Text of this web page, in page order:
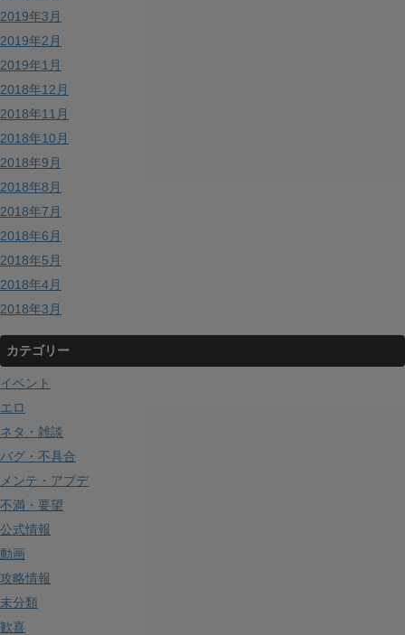
2019年3月
2019年2月
2019年1月
2018年12月
2018年11月
2018年10月
2018年9月
2018年8月
2018年7月
2018年6月
2018年5月
2018年4月
2018年3月
カテゴリー
イベント
エロ
ネタ・雑談
バグ・不具合
メンテ・アプデ
不満・要望
公式情報
動画
攻略情報
未分類
歓喜